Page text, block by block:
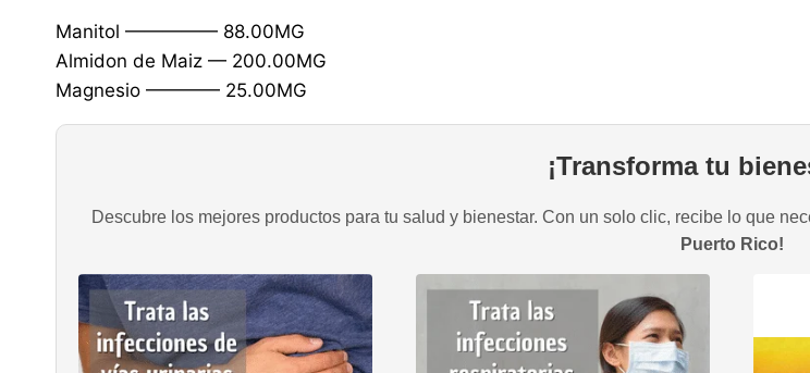
Manitol ————— 88.00MG
Almidon de Maiz — 200.00MG
Magnesio ———— 25.00MG
¡Transforma tu
Descubre los mejores productos para tu salud y bienestar. Con un solo clic, recibe lo que
Puerto Rico!